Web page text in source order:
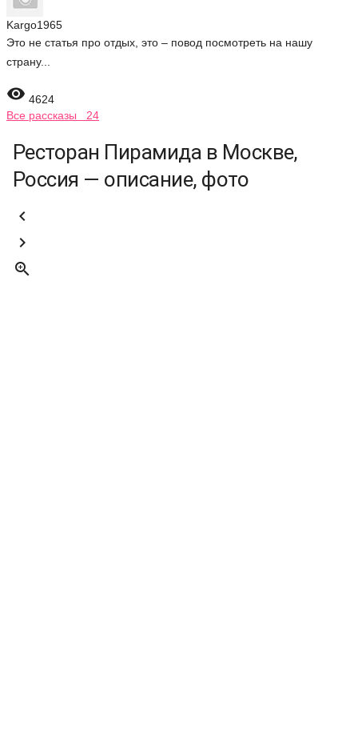
Kargo1965
Это не статья про отдых, это – повод посмотреть на нашу
страну...
 4624
Все рассказы 24
Ресторан Пирамида в Москве,
Россия — описание, фото


